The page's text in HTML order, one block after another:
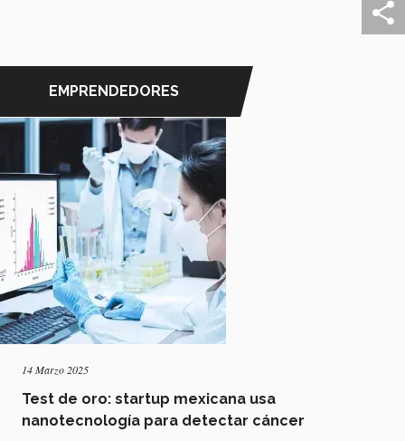
EMPRENDEDORES
14 Marzo 2025
Test de oro: startup mexicana usa
nanotecnología para detectar cáncer